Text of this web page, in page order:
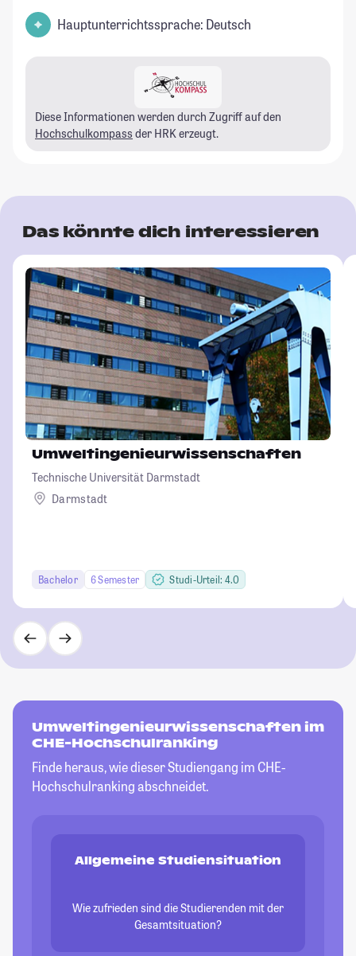
Hauptunterrichtssprache: Deutsch
Diese Informationen werden durch Zugriff auf den
Hochschulkompass der HRK erzeugt.
Das könnte dich interessieren
Umweltingenieurwissenschaften
Technische Universität Darmstadt
Darmstadt
Bachelor 6 Semester Studi-Urteil: 4.0
Umweltingenieurwissenschaften im
CHE-Hochschulranking
Finde heraus, wie dieser Studiengang im CHE-
Hochschulranking abschneidet.
Allgemeine Studiensituation
Wie zufrieden sind die Studierenden mit der
Gesamtsituation?